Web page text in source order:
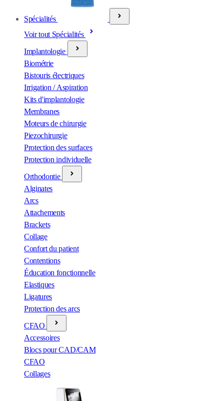
Spécialités
Voir tout Spécialités
Implantologie
Biométrie
Bistouris électriques
Irrigation / Aspiration
Kits d'implantologie
Membranes
Moteurs de chirurgie
Piezochirurgie
Protection des surfaces
Protection individuelle
Orthodontie
Alginates
Arcs
Attachements
Brackets
Collage
Confort du patient
Contentions
Éducation fonctionnelle
Elastiques
Ligatures
Protection des arcs
CFAO
Accessoires
Blocs pour CAD/CAM
CFAO
Collages